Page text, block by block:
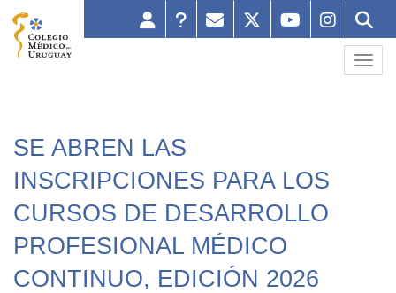
SE ABREN LAS
INSCRIPCIONES PARA LOS
CURSOS DE DESARROLLO
PROFESIONAL MÉDICO
CONTINUO, EDICIÓN 2026